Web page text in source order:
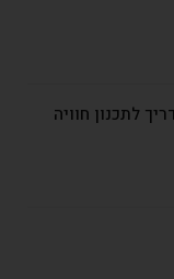
לתכנון חוויה